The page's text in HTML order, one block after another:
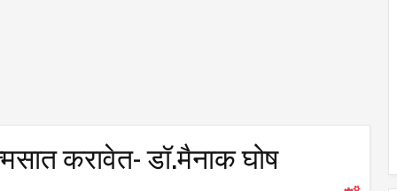
करावेत- डॉ.मैनाक घोष